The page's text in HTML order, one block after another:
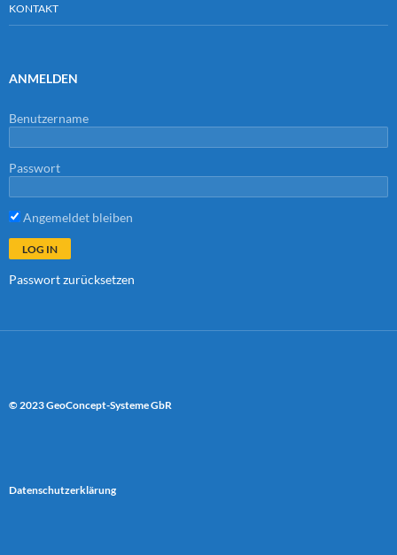
KONTAKT
ANMELDEN
Benutzername
Passwort
Angemeldet bleiben
Passwort zurücksetzen
© 2023 GeoConcept-Systeme GbR
Datenschutzerklärung